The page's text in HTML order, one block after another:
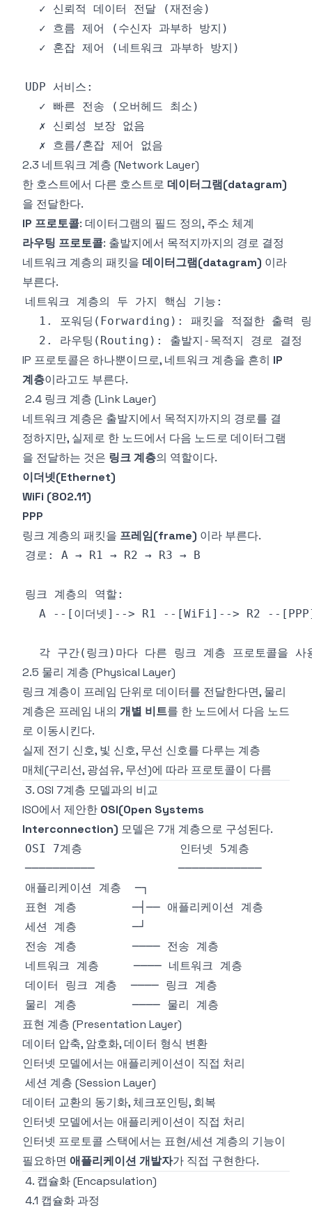
2.3 네트워크 계층 (Network Layer)
한 호스트에서 다른 호스트로 데이터그램(datagram)
을 전달한다.
IP 프로토콜: 데이터그램의 필드 정의, 주소 체계
라우팅 프로토콜: 출발지에서 목적지까지의 경로 결정
네트워크 계층의 패킷을 데이터그램(datagram) 이라
부른다.
IP 프로토콜은 하나뿐이므로, 네트워크 계층을 흔히 IP
계층이라고도 부른다.
2.4 링크 계층 (Link Layer)
네트워크 계층은 출발지에서 목적지까지의 경로를 결
정하지만, 실제로 한 노드에서 다음 노드로 데이터그램
을 전달하는 것은 링크 계층의 역할이다.
이더넷(Ethernet)
WiFi (802.11)
PPP
링크 계층의 패킷을 프레임(frame) 이라 부른다.
2.5 물리 계층 (Physical Layer)
링크 계층이 프레임 단위로 데이터를 전달한다면, 물리
계층은 프레임 내의 개별 비트를 한 노드에서 다음 노드
로 이동시킨다.
실제 전기 신호, 빛 신호, 무선 신호를 다루는 계층
매체(구리선, 광섬유, 무선)에 따라 프로토콜이 다름
3. OSI 7계층 모델과의 비교
ISO에서 제안한 OSI(Open Systems
Interconnection) 모델은 7개 계층으로 구성된다.
표현 계층 (Presentation Layer)
데이터 압축, 암호화, 데이터 형식 변환
인터넷 모델에서는 애플리케이션이 직접 처리
세션 계층 (Session Layer)
데이터 교환의 동기화, 체크포인팅, 회복
인터넷 모델에서는 애플리케이션이 직접 처리
인터넷 프로토콜 스택에서는 표현/세션 계층의 기능이
필요하면 애플리케이션 개발자가 직접 구현한다.
4. 캡슐화 (Encapsulation)
4.1 캡슐화 과정